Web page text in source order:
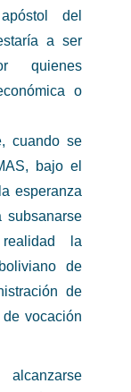
del
a ser
quienes
o
cuando se
bajo el
esperanza
subsanarse
la
de
de
vocación